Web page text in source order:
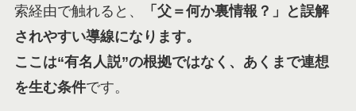
索経由で触れると、
「父＝何か裏情報？」と誤解
されやすい導線になります。
ここは“有名人説”の根拠ではなく、あくまで連想
を生む条件です。